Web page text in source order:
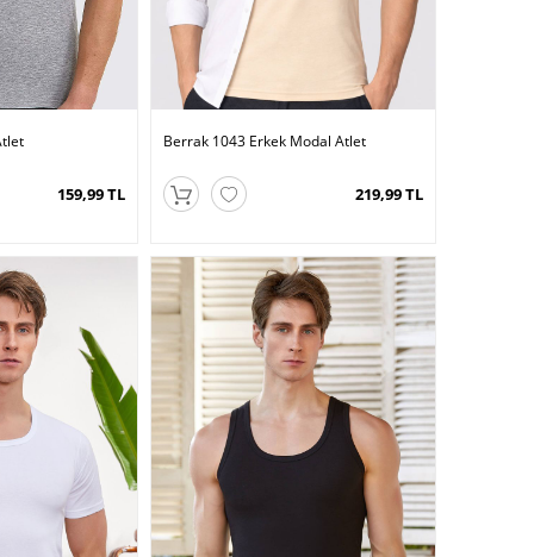
159,99 TL
Berrak 1043 Erkek Modal Atlet
219,99 TL